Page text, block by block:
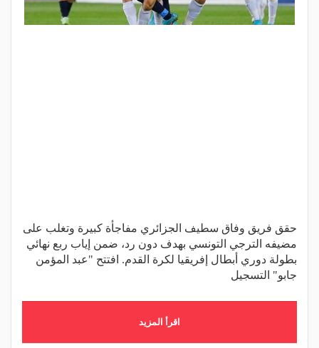
حقق فريق وفاق سطيف الجزائري مفاجأة كبيرة وتغلب على
مضيفه الترجي التونسي بهدف دون رد، ضمن إياب ربع نهائي
بطولة دوري أبطال إفريقيا لكرة القدم. افتتح "عبد المؤمن
جابو" التسجيل
اقرأ المزيد